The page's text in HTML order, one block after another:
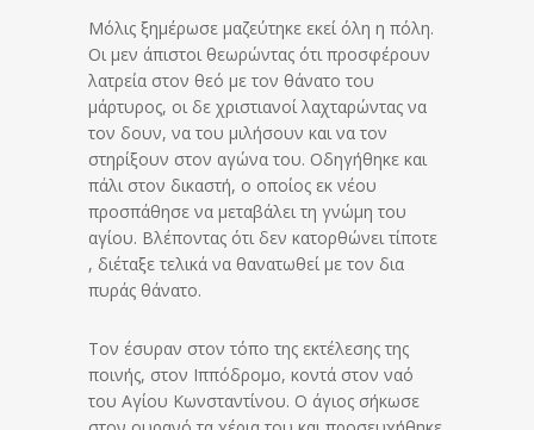
Μόλις ξημέρωσε μαζεύτηκε εκεί όλη η πόλη.
Οι μεν άπιστοι θεωρώντας ότι προσφέρουν
λατρεία στον θεό με τον θάνατο του
μάρτυρος, οι δε χριστιανοί λαχταρώντας να
τον δουν, να του μιλήσουν και να τον
στηρίξουν στον αγώνα του. Οδηγήθηκε και
πάλι στον δικαστή, ο οποίος εκ νέου
προσπάθησε να μεταβάλει τη γνώμη του
αγίου. Βλέποντας ότι δεν κατορθώνει τίποτε
, διέταξε τελικά να θανατωθεί με τον δια
πυράς θάνατο.
Τον έσυραν στον τόπο της εκτέλεσης της
ποινής, στον Ιππόδρομο, κοντά στον ναό
του Αγίου Κωνσταντίνου. Ο άγιος σήκωσε